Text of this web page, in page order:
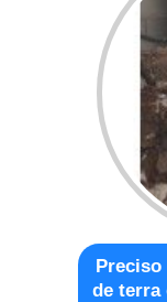
Preciso
de terra